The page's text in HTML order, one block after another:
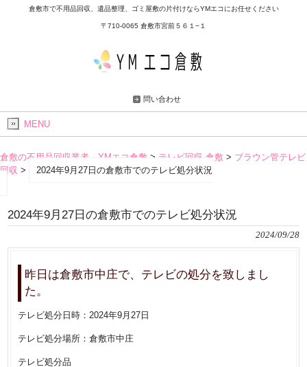
倉敷市で不用品回収、遺品整理、ゴミ屋敷の片付けならYMエコにお任せください
〒710-0065 倉敷市宮前５６１−１
問い合わせ
MENU
倉敷の不用品回収業者 YMエコ倉敷 > テレビ回収 倉敷 > ブラウン管テレビ
回収 > 2024年9月27日の倉敷市でのテレビ処分状況
2024年9月27日の倉敷市でのテレビ処分状況
2024/09/28
昨日は倉敷市中庄で、テレビの処分を致しまし
た。
テレビ処分日時：2024年9月27日
テレビ処分場所：倉敷市中庄
テレビ処分品